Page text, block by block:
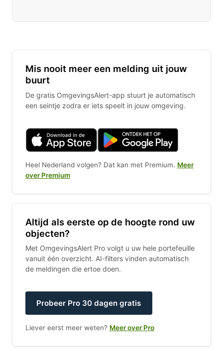
Mis nooit meer een melding uit jouw
buurt
De gratis OmgevingsAlert-app stuurt je automatisch
een seintje zodra er iets speelt in jouw omgeving.
Heel Nederland volgen? Dat kan met Premium. Meer
over Premium
Altijd als eerste op de hoogte rond uw
objecten?
Met OmgevingsAlert Pro volgt u uw hele portefeuille
vanuit één overzicht. AI-filters vinden automatisch
de meldingen die ertoe doen.
Probeer Pro 30 dagen gratis
Liever eerst meer weten? Meer over Pro